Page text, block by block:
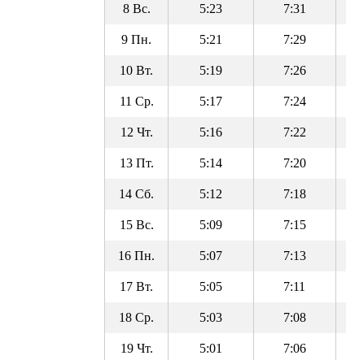
8 Вс. 5:23 7:31
9 Пн. 5:21 7:29
10 Вт. 5:19 7:26
11 Ср. 5:17 7:24
12 Чт. 5:16 7:22
13 Пт. 5:14 7:20
14 Сб. 5:12 7:18
15 Вс. 5:09 7:15
16 Пн. 5:07 7:13
17 Вт. 5:05 7:11
18 Ср. 5:03 7:08
19 Чт. 5:01 7:06